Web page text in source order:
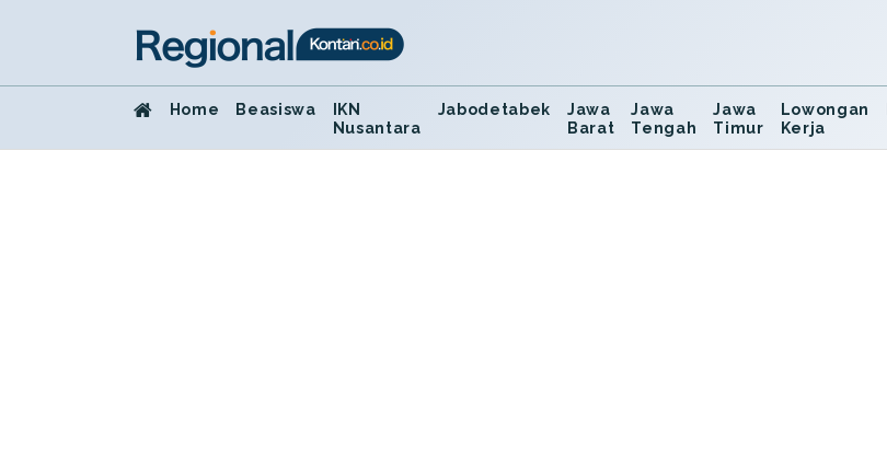
Home Beasiswa
IKN
Nusantara
Jabodetabek
Jawa
Barat
Jawa
Tengah
Jawa
Timur
Lowongan
Kerja